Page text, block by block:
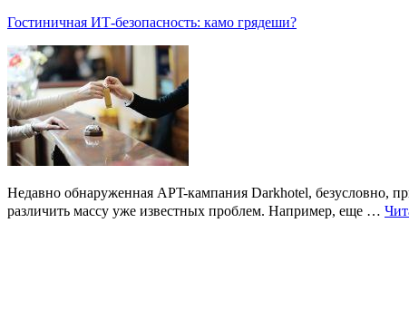
Гостиничная ИТ-безопасность: камо грядеши?
Недавно обнаруженная APT-кампания Darkhotel, безусловно,
различить массу уже известных проблем. Например, еще …